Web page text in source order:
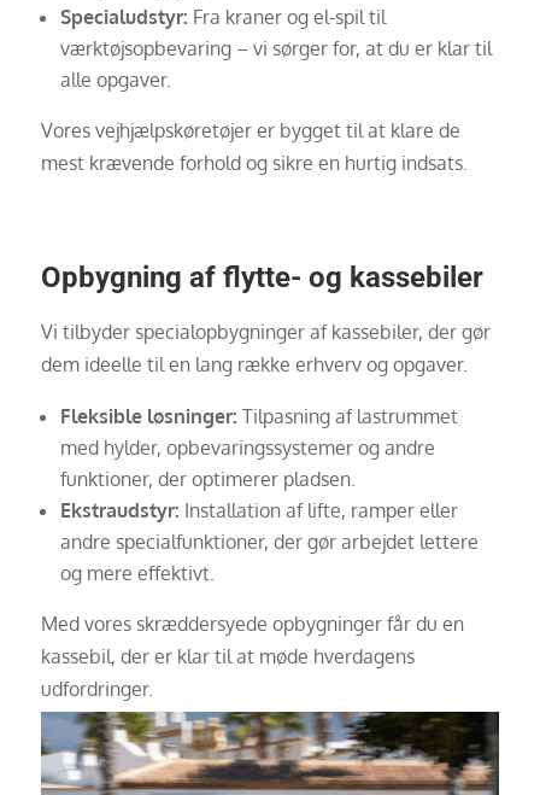
Specialudstyr: Fra kraner og el-spil til
værktøjsopbevaring – vi sørger for, at du er klar til
alle opgaver.
Vores vejhjælpskøretøjer er bygget til at klare de
mest krævende forhold og sikre en hurtig indsats.
Opbygning af flytte- og kassebiler
Vi tilbyder specialopbygninger af kassebiler, der gør
dem ideelle til en lang række erhverv og opgaver.
Fleksible løsninger: Tilpasning af lastrummet
med hylder, opbevaringssystemer og andre
funktioner, der optimerer pladsen.
Ekstraudstyr: Installation af lifte, ramper eller
andre specialfunktioner, der gør arbejdet lettere
og mere effektivt.
Med vores skræddersyede opbygninger får du en
kassebil, der er klar til at møde hverdagens
udfordringer.